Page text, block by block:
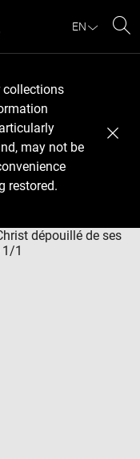
EN
collections
may not be
restored.